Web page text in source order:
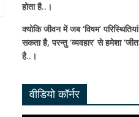
होता है..।
क्योकि जीवन में जब ‘विषम’
सकता है,परन्तु ‘व्यवहार’ से हमेशा
है..।
वीडियो कॉर्नर